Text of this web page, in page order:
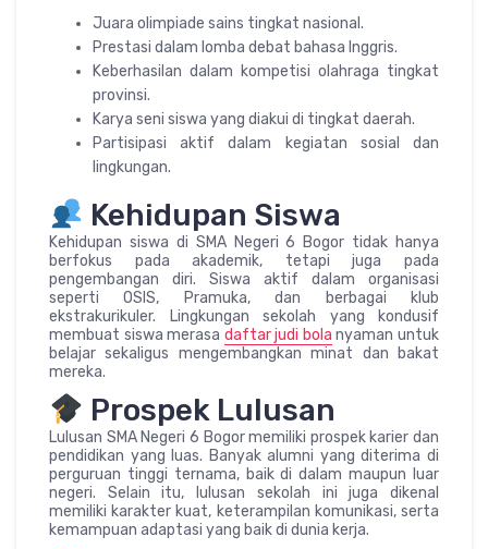
Juara olimpiade sains tingkat nasional.
Prestasi dalam lomba debat bahasa Inggris.
Keberhasilan dalam kompetisi olahraga tingkat
provinsi.
Karya seni siswa yang diakui di tingkat daerah.
Partisipasi aktif dalam kegiatan sosial dan
lingkungan.
Kehidupan Siswa
Kehidupan siswa di SMA Negeri 6 Bogor tidak hanya
berfokus pada akademik, tetapi juga pada
pengembangan diri. Siswa aktif dalam organisasi
seperti OSIS, Pramuka, dan berbagai klub
ekstrakurikuler. Lingkungan sekolah yang kondusif
membuat siswa merasa daftar judi bola nyaman untuk
belajar sekaligus mengembangkan minat dan bakat
mereka.
Prospek Lulusan
Lulusan SMA Negeri 6 Bogor memiliki prospek karier dan
pendidikan yang luas. Banyak alumni yang diterima di
perguruan tinggi ternama, baik di dalam maupun luar
negeri. Selain itu, lulusan sekolah ini juga dikenal
memiliki karakter kuat, keterampilan komunikasi, serta
kemampuan adaptasi yang baik di dunia kerja.